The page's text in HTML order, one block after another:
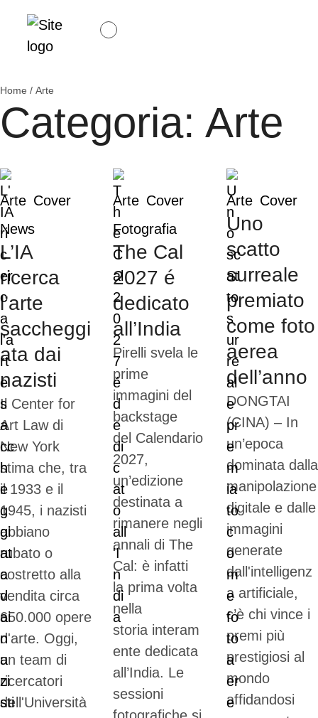
Home / Arte
Categoria: Arte
Arte Cover
News
L’IA
ricerca
l’arte
saccheggi
ata dai
nazisti
Il Center for
Art Law di
New York
stima che, tra
il 1933 e il
1945, i nazisti
abbiano
rubato o
costretto alla
vendita circa
650.000 opere
d'arte. Oggi,
un team di
ricercatori
dell'Università
Arte Cover
Fotografia
The Cal
2027 é
dedicato
all’India
Pirelli svela le
prime
immagini del
backstage
del Calendario
2027,
un’edizione
destinata a
rimanere negli
annali di The
Cal: è infatti
la prima volta
nella
storia interam
ente dedicata
all’India. Le
sessioni
Arte Cover
Uno
scatto
surreale
premiato
come foto
aerea
dell’anno
DONGTAI
(CINA) – In
un’epoca
dominata dalla
manipolazione
digitale e dalle
immagini
generate
dall'intelligenz
a artificiale,
c’è chi vince i
premi più
prestigiosi al
mondo
affidandosi